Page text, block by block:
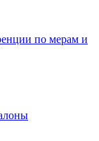
по мерам и